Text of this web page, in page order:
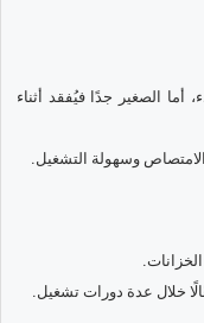
الصغير جدًا فيُفقد أثناء
وسهولة التشغيل.